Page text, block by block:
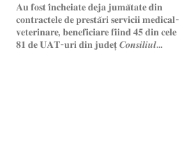
𝐀𝐮 𝐟𝐨𝐬𝐭 𝐢̂𝐧𝐜𝐡𝐞𝐢𝐚𝐭𝐞 𝐝𝐞𝐣𝐚 𝐣𝐮𝐦𝐚̆𝐭𝐚𝐭𝐞 𝐝𝐢𝐧
𝐜𝐨𝐧𝐭𝐫𝐚𝐜𝐭𝐞𝐥𝐞 𝐝𝐞 𝐩𝐫𝐞𝐬𝐭𝐚̆𝐫𝐢 𝐬𝐞𝐫𝐯𝐢𝐜𝐢𝐢 𝐦𝐞𝐝𝐢𝐜𝐚𝐥-
𝐯𝐞𝐭𝐞𝐫𝐢𝐧𝐚𝐫𝐞, 𝐛𝐞𝐧𝐞𝐟𝐢𝐜𝐢𝐚𝐫𝐞 𝐟𝐢𝐢𝐧𝐝 𝟒𝟓 𝐝𝐢𝐧 𝐜𝐞𝐥𝐞
𝟖𝟏 𝐝𝐞 𝐔𝐀𝐓-𝐮𝐫𝐢 𝐝𝐢𝐧 𝐣𝐮𝐝𝐞𝐭̦ 𝑪𝒐𝒏𝒔𝒊𝒍𝒊𝒖𝒍...